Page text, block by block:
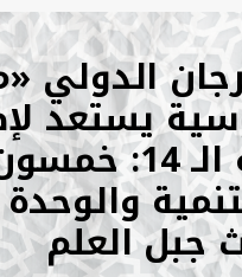
الدولي
يستعد
دورته الـ
جبل العلم